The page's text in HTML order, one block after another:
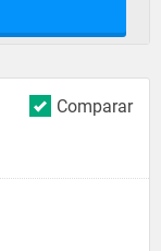
Comparar